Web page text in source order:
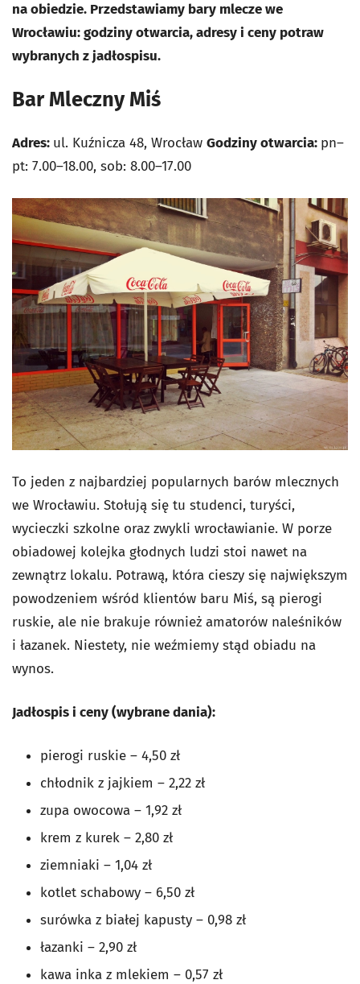
na obiedzie. Przedstawiamy bary mlecze we
Wrocławiu: godziny otwarcia, adresy i ceny potraw
wybranych z jadłospisu.
Bar Mleczny Miś
Adres: ul. Kuźnicza 48, Wrocław Godziny otwarcia: pn–
pt: 7.00–18.00, sob: 8.00–17.00
To jeden z najbardziej popularnych barów mlecznych
we Wrocławiu. Stołują się tu studenci, turyści,
wycieczki szkolne oraz zwykli wrocławianie. W porze
obiadowej kolejka głodnych ludzi stoi nawet na
zewnątrz lokalu. Potrawą, która cieszy się największym
powodzeniem wśród klientów baru Miś, są pierogi
ruskie, ale nie brakuje również amatorów naleśników
i łazanek. Niestety, nie weźmiemy stąd obiadu na
wynos.
Jadłospis i ceny (wybrane dania):
pierogi ruskie – 4,50 zł
chłodnik z jajkiem – 2,22 zł
zupa owocowa – 1,92 zł
krem z kurek – 2,80 zł
ziemniaki – 1,04 zł
kotlet schabowy – 6,50 zł
surówka z białej kapusty – 0,98 zł
łazanki – 2,90 zł
kawa inka z mlekiem – 0,57 zł